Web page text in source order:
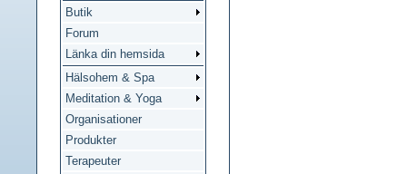
Butik
Forum
Länka din hemsida
Hälsohem & Spa
Meditation & Yoga
Organisationer
Produkter
Terapeuter